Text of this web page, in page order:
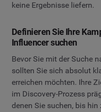
keine Ergebnisse liefern.
Definieren Sie Ihre
Influencer suchen
Bevor Sie mit der Suche
sollten Sie sich absolut
erreichen möchten. Ihre
im Discovery-Prozess
denen Sie suchen, bis hin